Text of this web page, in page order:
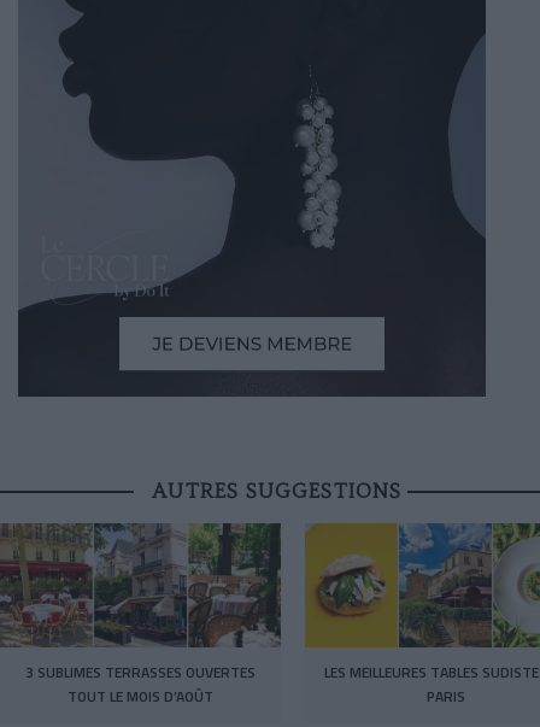
AUTRES SUGGESTIONS
3 SUBLIMES TERRASSES OUVERTES
TOUT LE MOIS D’AOÛT
LES MEILLEURES TABLES
PARIS